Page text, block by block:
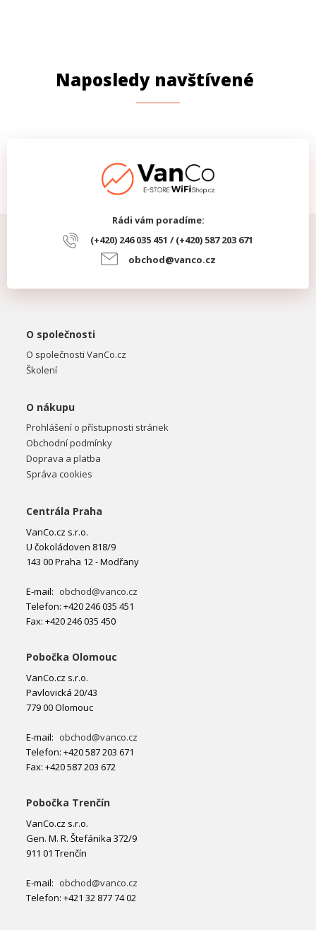
Naposledy navštívené
Rádi vám poradíme:
(+420) 246 035 451 / (+420) 587 203 671
obchod@vanco.cz
O společnosti
O společnosti VanCo.cz
Školení
O nákupu
Prohlášení o přístupnosti stránek
Obchodní podmínky
Doprava a platba
Správa cookies
Centrála Praha
VanCo.cz s.r.o.
U čokoládoven 818/9
143 00 Praha 12 - Modřany
E-mail: obchod@vanco.cz
Telefon: +420 246 035 451
Fax: +420 246 035 450
Pobočka Olomouc
VanCo.cz s.r.o.
Pavlovická 20/43
779 00 Olomouc
E-mail: obchod@vanco.cz
Telefon: +420 587 203 671
Fax: +420 587 203 672
Pobočka Trenčín
VanCo.cz s.r.o.
Gen. M. R. Štefánika 372/9
911 01 Trenčín
E-mail: obchod@vanco.cz
Telefon: +421 32 877 74 02